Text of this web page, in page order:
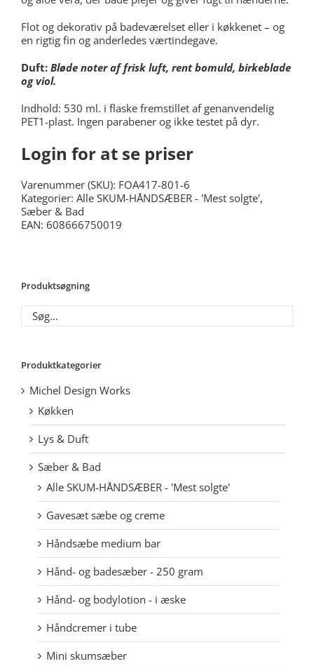
Flot og dekorativ på badeværelset eller i køkkenet – og
en rigtig fin og anderledes værtindegave.
Duft: Bløde noter af frisk luft, rent bomuld, birkeblade
og viol.
Indhold: 530 ml. i flaske fremstillet af genanvendelig
PET1-plast. Ingen parabener og ikke testet på dyr.
Login for at se priser
Varenummer (SKU): FOA417-801-6
Kategorier: Alle SKUM-HÅNDSÆBER - 'Mest solgte',
Sæber & Bad
EAN: 608666750019
Produktsøgning
Produktkategorier
Michel Design Works
Køkken
Lys & Duft
Sæber & Bad
Alle SKUM-HÅNDSÆBER - 'Mest solgte'
Gavesæt sæbe og creme
Håndsæbe medium bar
Hånd- og badesæber - 250 gram
Hånd- og bodylotion - i æske
Håndcremer i tube
Mini skumsæber